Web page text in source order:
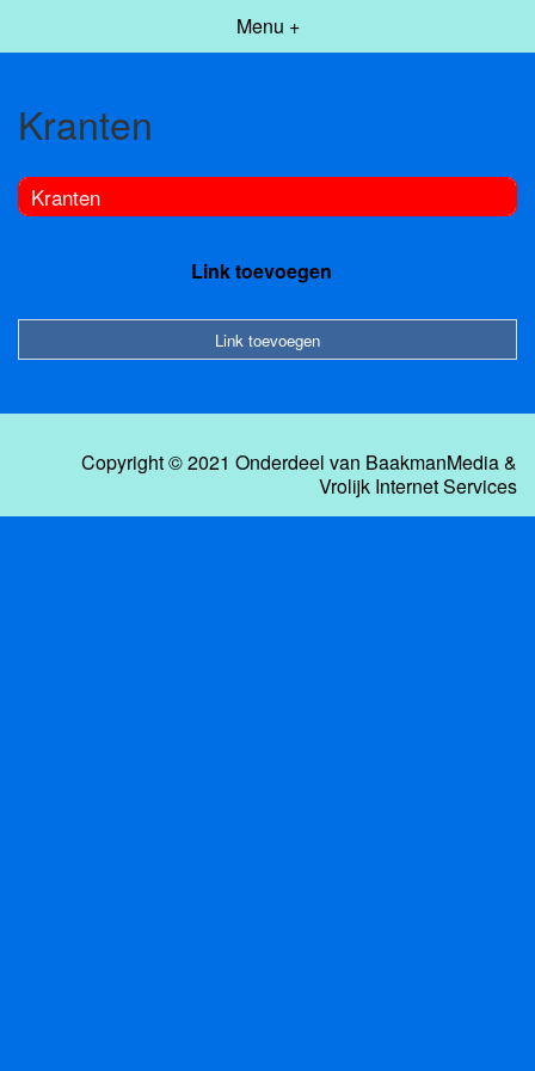
Menu +
Kranten
Kranten
Link toevoegen
Link toevoegen
Copyright © 2021 Onderdeel van BaakmanMedia&
Vrolijk Internet Services